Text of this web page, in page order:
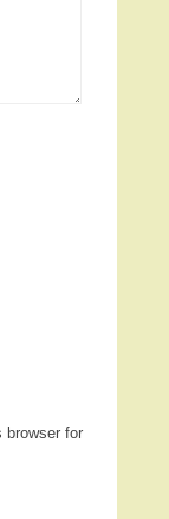
browser for